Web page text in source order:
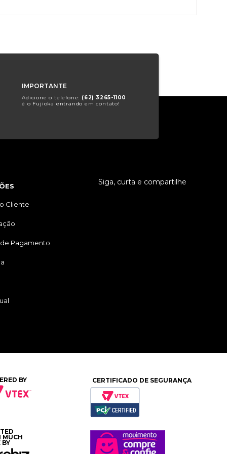
IMPORTANTE
Adicione o telefone: (62) 3265-1100
é o Fujioka entrando em contato!
Cliente
Pagamento
Siga, curta e compartilhe
BY
MUCH
BY
CERTIFICADO DE SEGURANÇA